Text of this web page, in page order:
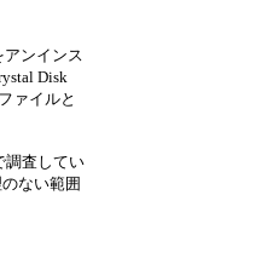
アンインス
Disk
ァイルと
調査してい
ない範囲